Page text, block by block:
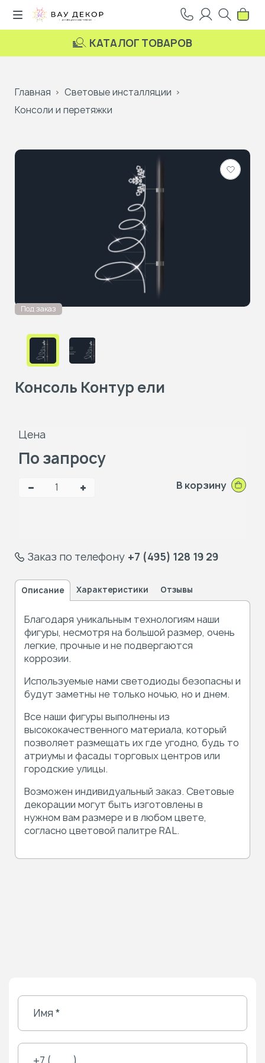
КАТАЛОГ ТОВАРОВ
Главная
Световые инсталляции
Консоли и перетяжки
в
Под заказ
Консоль Контур ели
Цена
По запросу
В корзину
Заказ по телефону +7 (495) 128 19 29
Описание Характеристики Отзывы
Благодаря уникальным технологиям наши
фигуры, несмотря на большой размер, очень
легкие, прочные и не подвергаются
коррозии.
Используемые нами светодиоды безопасны и
будут заметны не только ночью, но и днем.
Все наши фигуры выполнены из
высококачественного материала, который
позволяет размещать их где угодно, будь то
атриумы и фасады торговых центров или
городские улицы.
Возможен индивидуальный заказ. Световые
декорации могут быть изготовлены в
нужном вам размере и в любом цвете,
согласно цветовой палитре RAL.